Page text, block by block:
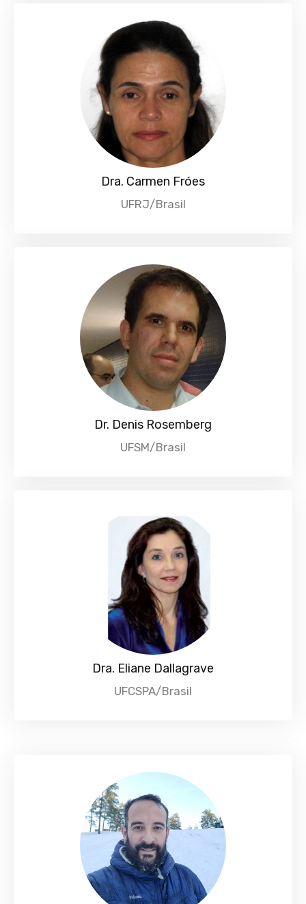
Dra. Carmen Fróes
UFRJ/Brasil
Dr. Denis Rosemberg
UFSM/Brasil
Dra. Eliane Dallagrave
UFCSPA/Brasil